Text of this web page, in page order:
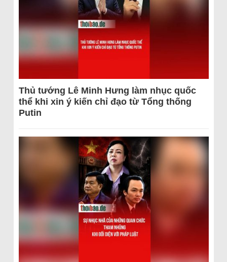
Thủ tướng Lê Minh Hưng làm nhục quốc
thể khi xin ý kiến chỉ đạo từ Tổng thống
Putin